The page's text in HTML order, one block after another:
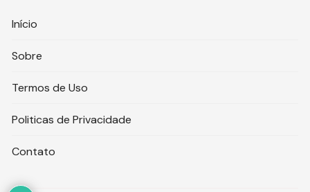
Início
Sobre
Termos de Uso
Politicas de Privacidade
Contato